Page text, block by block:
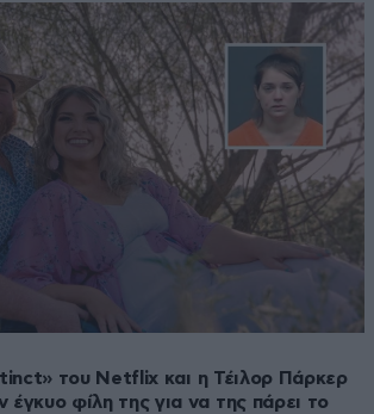
του Netflix και η Τέιλορ Πάρκερ
φίλη της για να της πάρει το